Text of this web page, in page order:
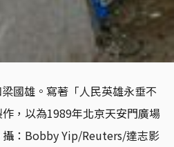
國雄。寫著「人民英雄永垂不
，以為1989年北京天安門廣場
攝：Bobby Yip/Reuters/達志影